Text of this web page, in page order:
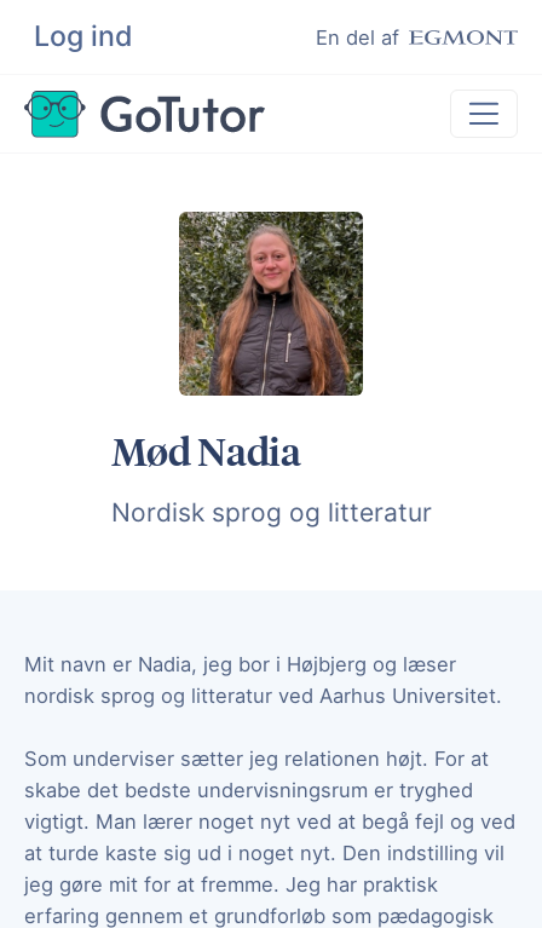
Log ind En del af
Søg
Lektiehjælp
Eksamenshjælp
Hjælp til ordblinde
Kundeudtalelser
Undervisere
Mød Nadia
Nordisk sprog og litteratur
Mit navn er Nadia, jeg bor i Højbjerg og læser
nordisk sprog og litteratur ved Aarhus Universitet.
Som underviser sætter jeg relationen højt. For at
skabe det bedste undervisningsrum er tryghed
vigtigt. Man lærer noget nyt ved at begå fejl og ved
at turde kaste sig ud i noget nyt. Den indstilling vil
jeg gøre mit for at fremme. Jeg har praktisk
erfaring gennem et grundforløb som pædagogisk